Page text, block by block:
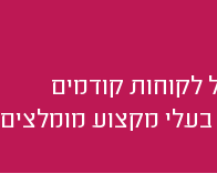
לקוחות קודמים
בעלי מקצוע מומלצים